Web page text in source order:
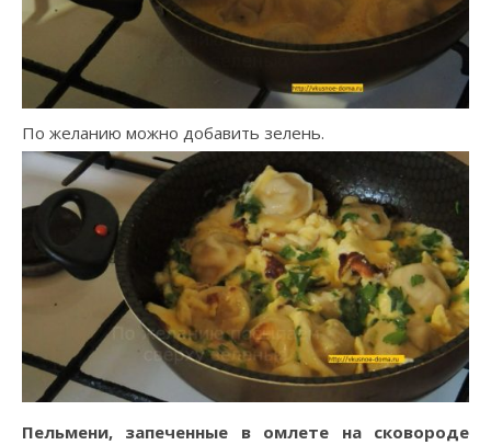
По желанию можно добавить зелень.
Пельмени, запеченные в омлете на сковороде